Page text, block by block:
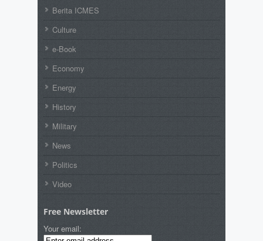
Berita ICMES
Culture
e-Book
Economy
Energy
History
Military
News
Politics
Video
Free Newsletter
Your email: